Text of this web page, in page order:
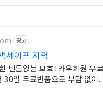
광고
세이프 자력
빈틈없는 보호! 와우회원 무
30일 무료반품으로 부담 없이.